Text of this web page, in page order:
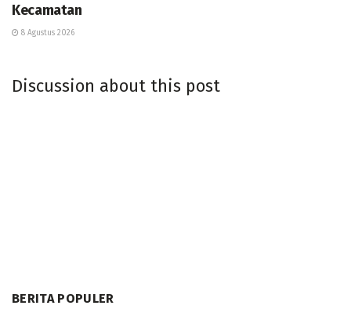
Kecamatan
8 Agustus 2026
Discussion about this post
BERITA POPULER